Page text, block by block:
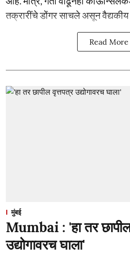
तक्रारींचे डोंगर साचले असून वैद्यकीय
Read More
मुंबई
Mumbai : 'हा तर
उद्योगावरच घाला'